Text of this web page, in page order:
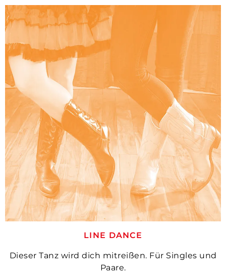
LINE DANCE
Dieser Tanz wird dich mitreißen. Für Singles und
Paare.